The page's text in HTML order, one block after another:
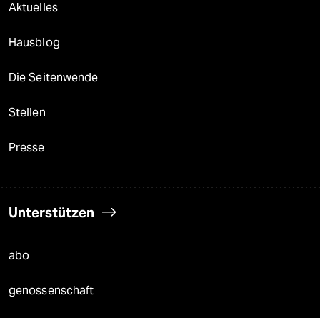
Aktuelles
Hausblog
Die Seitenwende
Stellen
Presse
Unterstützen
abo
genossenschaft